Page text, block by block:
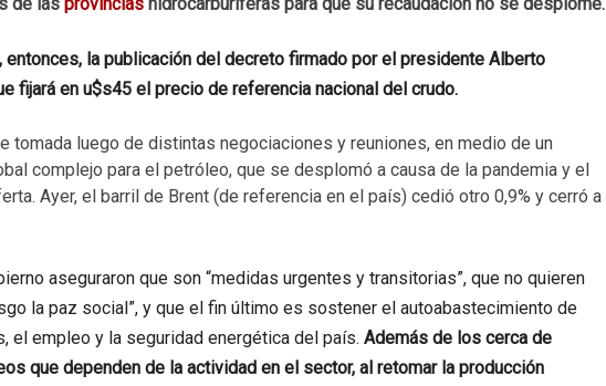
entonces, la publicación del decreto firmado por el presidente Alberto
fijará en u$s45 el precio de referencia nacional del crudo.
tomada luego de distintas negociaciones y reuniones, en medio de un
complejo para el petróleo, que se desplomó a causa de la pandemia y el
Ayer, el barril de Brent (de referencia en el país) cedió otro 0,9% y cerró a
aseguraron que son “medidas urgentes y transitorias”, que no quieren
la paz social”, y que el fin último es sostener el autoabastecimiento de
el empleo y la seguridad energética del país. Además de los cerca de
que dependen de la actividad en el sector, al retomar la producción